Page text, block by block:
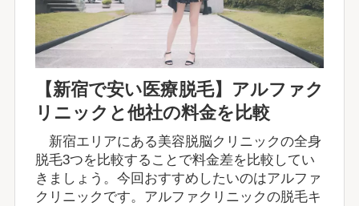
【新宿で安い医療脱毛】アルファク
リニックと他社の料金を比較
新宿エリアにある美容脱脳クリニックの全身
脱毛3つを比較することで料金差を比較してい
きましょう。今回おすすめしたいのはアルファ
クリニックです。アルファクリニックの脱毛キ